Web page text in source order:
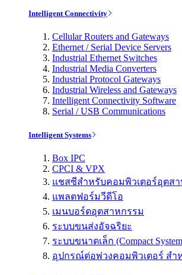
Intelligent Connectivity
Cellular Routers and Gateways
Ethernet / Serial Device Servers
Industrial Ethernet Switches
Industrial Media Converters
Industrial Protocol Gateways
Industrial Wireless and Gateways
Intelligent Connectivity Software
Serial / USB Communications
Intelligent Systems
Box IPC
CPCI & VPX
แชสซีสำหรับคอมพิวเตอร์อุตสา
แพลตฟอร์มวีดีโอ
เมนบอร์ดอุตสาหกรรม
ระบบขนส่งอัจฉริยะ
ระบบขนาดเล็ก (Compact
อุปกรณ์ต่อพ่วงคอมพิวเตอร์ สำ